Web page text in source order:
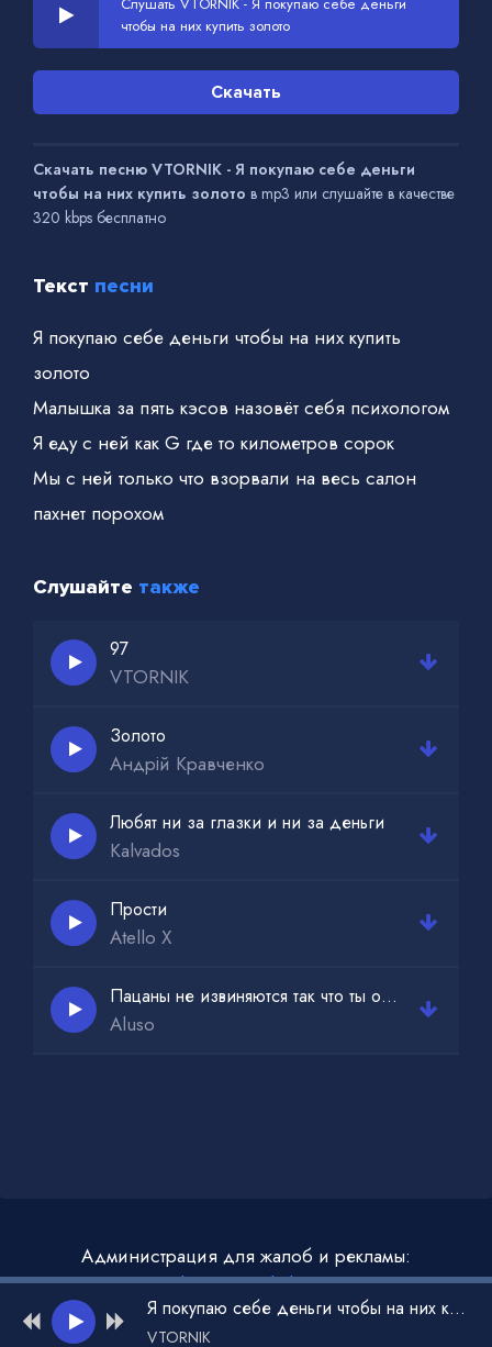
чтобы на них купить золото
Скачать
Скачать песню VTORNIK - Я покупаю себе деньги
чтобы на них купить золото в mp3 или слушайте в качестве
320 kbps бесплатно
Текст песни
Я покупаю себе деньги чтобы на них купить
золото
Малышка за пять кэсов назовёт себя психологом
Я еду с ней как G где то километров сорок
Мы с ней только что взорвали на весь салон
пахнет порохом
Слушайте также
97
VTORNIK
Золото
Андрій Кравченко
Любят ни за глазки и ни за деньги
Kalvados
Прости
Atello X
Пацаны не извиняются так что ты оставь себе свою любовь
Aluso
Администрация для жалоб и рекламы:
admin@muzdark.net
Я покупаю себе деньги чтобы на них купить золото
VTORNIK